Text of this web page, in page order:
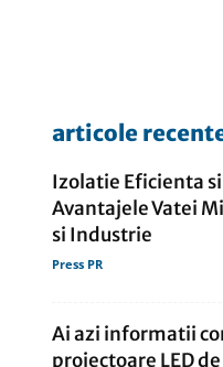
articole
Izolatie Eficienta
Avantajele Vatei
si Industrie
Press PR
Ai azi informatii
proiectoare LED